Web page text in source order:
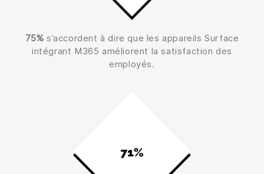
75% s’accordent à dire que les appareils Surface
intégrant M365 améliorent la satisfaction des
employés.